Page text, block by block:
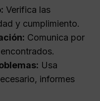
Verifica las
y cumplimiento.
Comunica por
Usa
informes